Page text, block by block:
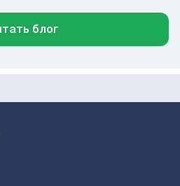
блог